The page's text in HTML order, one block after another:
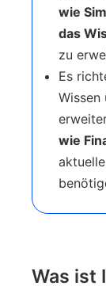
wie
das
zu
Es
Wissen
wie
Was ist